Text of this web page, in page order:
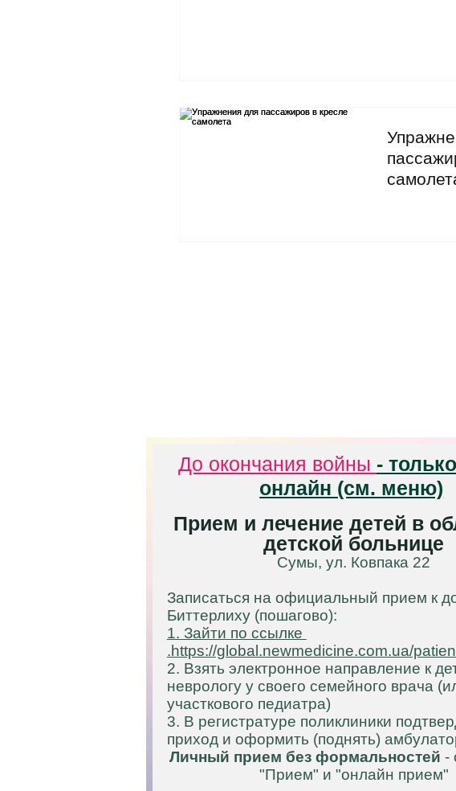
До окончания войны -
онлайн (см. меню)
Прием и лечение детей в
детской больнице
Сумы, ул. Ковпака 22
Записаться на официальный прием к
Биттерлиху (пошагово):
1. Зайти по ссылке
.https://global.newmedicine.com.ua/
2. Взять электронное направление к
неврологу у своего семейного врача
участкового педиатра)
3. В регистратуре поликлиники
приход и оформить (поднять)
Личный прием без формальностей -
"Прием" и "онлайн прием"